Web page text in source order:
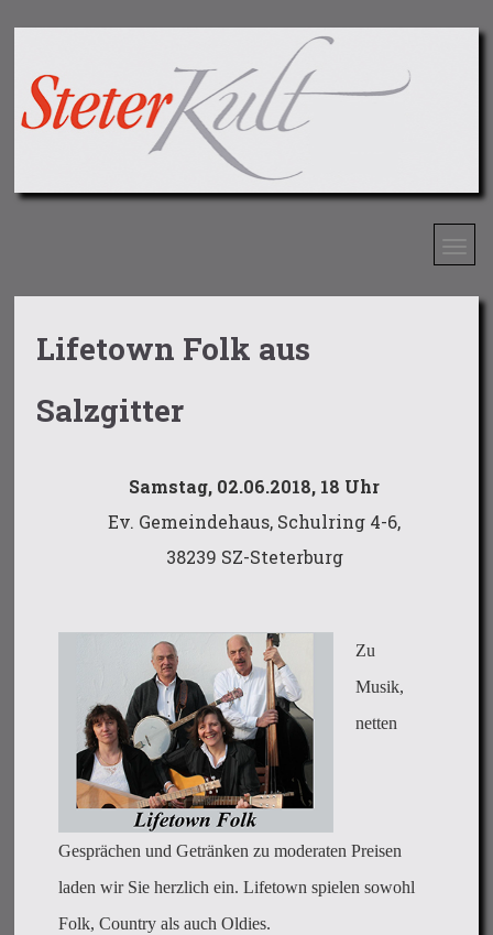
Lifetown Folk aus
Salzgitter
Samstag, 02.06.2018, 18 Uhr
Ev. Gemeindehaus, Schulring 4-6,
38239 SZ-Steterburg
Zu
Musik,
netten
Gesprächen und Getränken zu moderaten Preisen
laden wir Sie herzlich ein. Lifetown spielen sowohl
Folk, Country als auch Oldies.